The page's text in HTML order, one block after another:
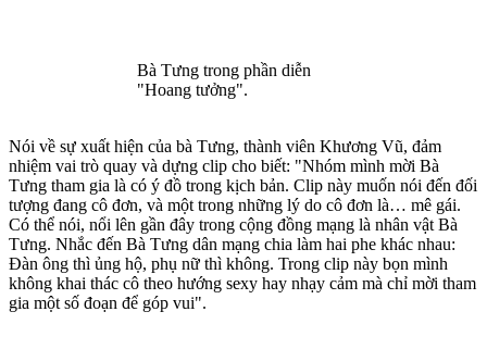
Bà Tưng trong phần diễn
"Hoang tưởng".
Nói về sự xuất hiện của bà Tưng, thành viên Khương Vũ, đảm
nhiệm vai trò quay và dựng clip cho biết: "Nhóm mình mời Bà
Tưng tham gia là có ý đồ trong kịch bản. Clip này muốn nói đến đối
tượng đang cô đơn, và một trong những lý do cô đơn là… mê gái.
Có thể nói, nổi lên gần đây trong cộng đồng mạng là nhân vật Bà
Tưng. Nhắc đến Bà Tưng dân mạng chia làm hai phe khác nhau:
Đàn ông thì ủng hộ, phụ nữ thì không. Trong clip này bọn mình
không khai thác cô theo hướng se‌ּxy hay nhạ‌y cả‌m mà chỉ mời tham
gia một số đoạn để góp vui".